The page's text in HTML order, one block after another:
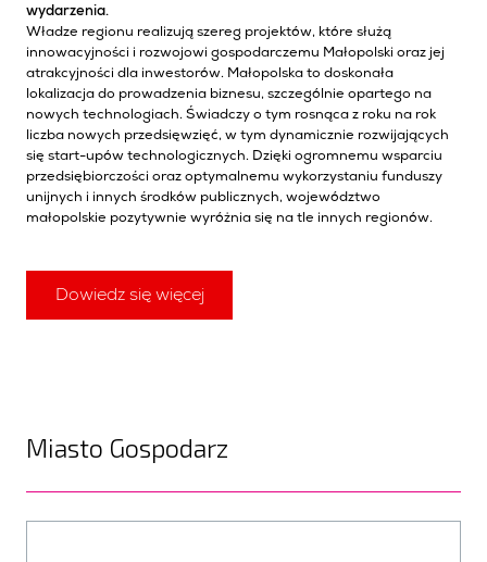
wydarzenia.
Władze regionu realizują szereg projektów, które służą
innowacyjności i rozwojowi gospodarczemu Małopolski oraz jej
atrakcyjności dla inwestorów. Małopolska to doskonała
lokalizacja do prowadzenia biznesu, szczególnie opartego na
nowych technologiach. Świadczy o tym rosnąca z roku na rok
liczba nowych przedsięwzięć, w tym dynamicznie rozwijających
się start-upów technologicznych. Dzięki ogromnemu wsparciu
przedsiębiorczości oraz optymalnemu wykorzystaniu funduszy
unijnych i innych środków publicznych, województwo
małopolskie pozytywnie wyróżnia się na tle innych regionów.
Dowiedz się więcej
Miasto Gospodarz